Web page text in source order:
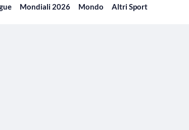
Mondiali 2026 Mondo Altri Sport